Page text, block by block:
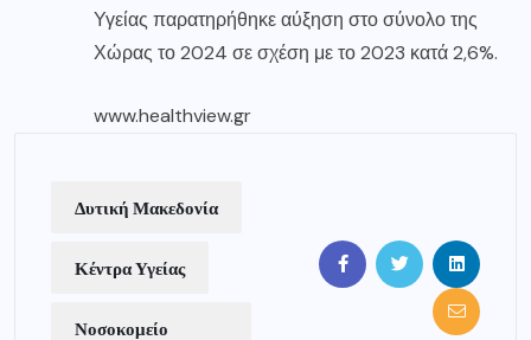
Υγείας παρατηρήθηκε αύξηση στο σύνολο της
Χώρας το 2024 σε σχέση με το 2023 κατά 2,6%.
www.healthview.gr
Δυτική Μακεδονία
Κέντρα Υγείας
Νοσοκομείο